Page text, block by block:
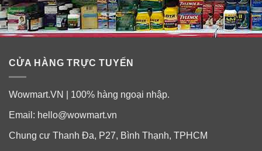
CỬA HÀNG TRỰC TUYẾN
Wowmart.VN | 100% hàng ngoại nhập.
Email: hello@wowmart.vn
Chung cư Thanh Đa, P27, Bình Thạnh, TPHCM